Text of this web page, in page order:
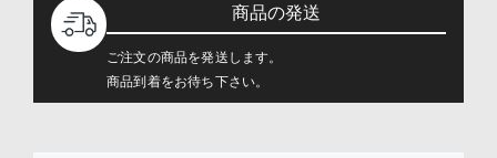
商品の発送
ご注文の商品を発送します。
商品到着をお待ち下さい。